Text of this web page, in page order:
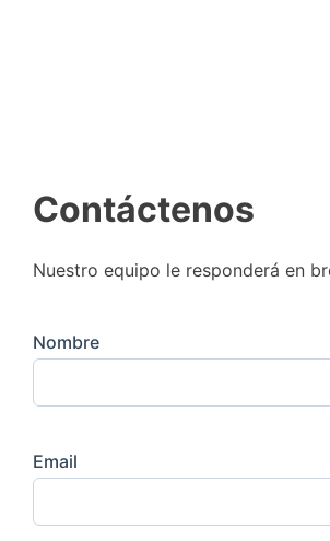
Contáctenos
Nuestro equipo le responderá en
Nombre
Email